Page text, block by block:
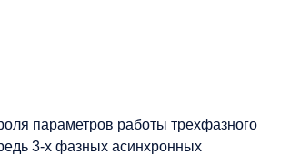
параметров работы трехфазного
3-х фазных асинхронных